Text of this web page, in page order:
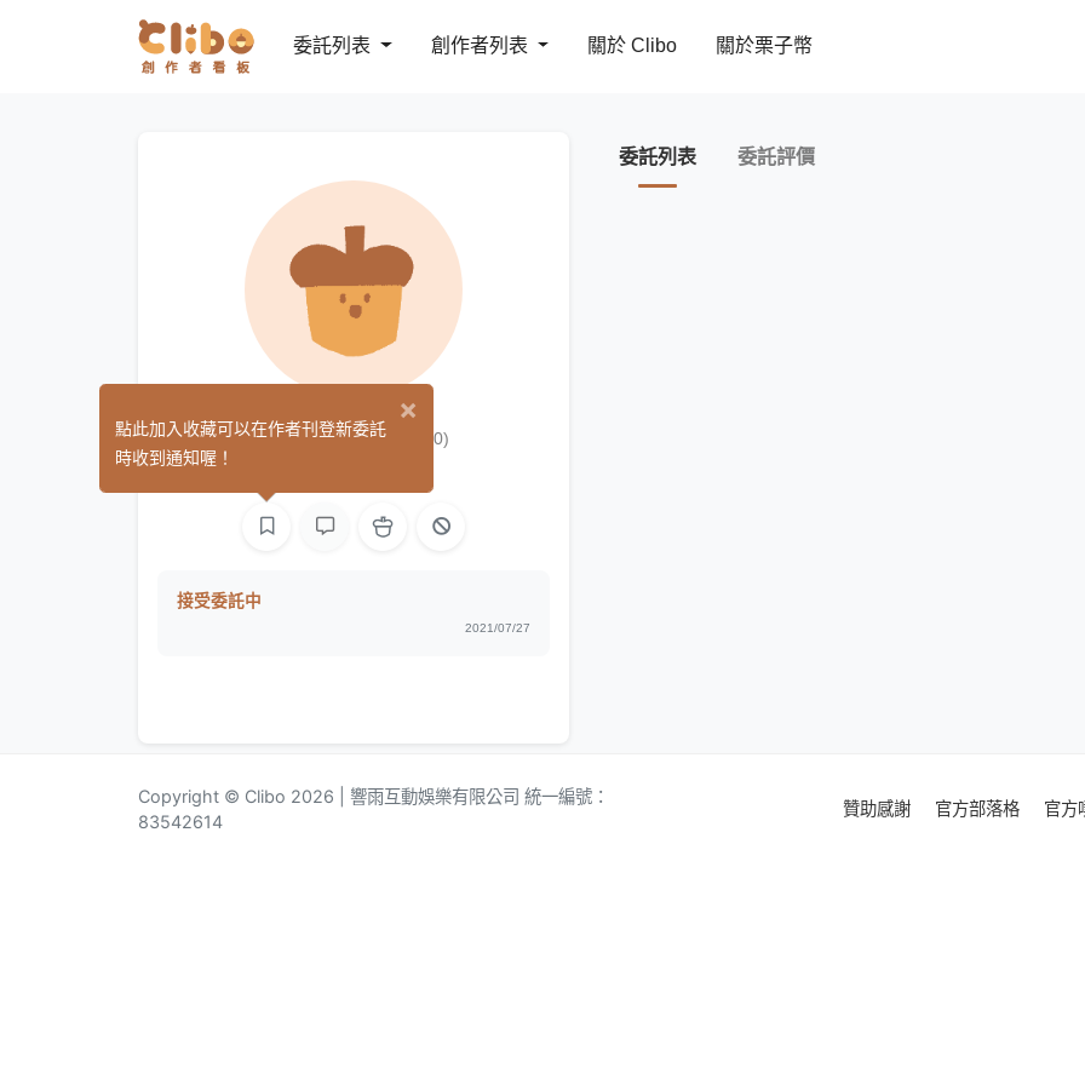
委託列表 創作者列表 關於 Clibo 關於栗子幣
はる🦦哈魯 (0)
接受委託中
2021/07/27
委託列表 委託評價
Copyright © Clibo 2026 | 響雨互動娛樂有限公司 統一編號：
83542614
贊助感謝 官方部落格 官方
×
點此加入收藏可以在作者刊登新委託
時收到通知喔！